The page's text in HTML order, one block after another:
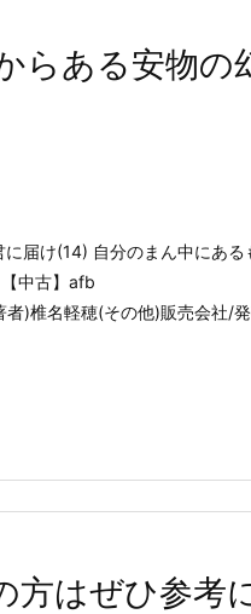
らある安物の
に届け(14) 自分のまん中にあ
中古】afb
者)椎名軽穂(その他)販売会社/
方はぜひ参考